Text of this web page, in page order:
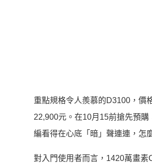
重點規格令人羨慕的D3100，價
22,900元。在10月15前搶先預
編看得在心底「暗」聲連連，
對入門使用者而言，1420萬畫